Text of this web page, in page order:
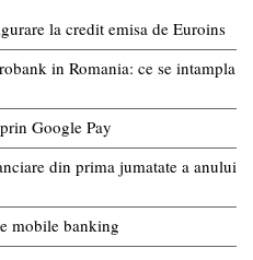
la credit emisa de Euroins
in Romania: ce se intampla
Google Pay
din prima jumatate a anului
mobile banking